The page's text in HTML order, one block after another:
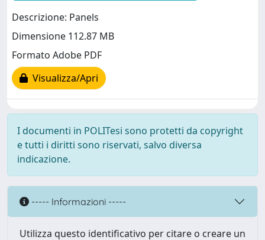
Descrizione: Panels
Dimensione 112.87 MB
Formato Adobe PDF
Visualizza/Apri
I documenti in POLITesi sono protetti da copyright
e tutti i diritti sono riservati, salvo diversa
indicazione.
----- Informazioni -----
Utilizza questo identificativo per citare o creare un